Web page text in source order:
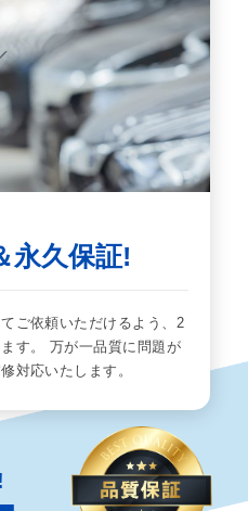
永久保証!
ご依頼いただけるよう、2
す。 万が一品質に問題が
対応いたします。